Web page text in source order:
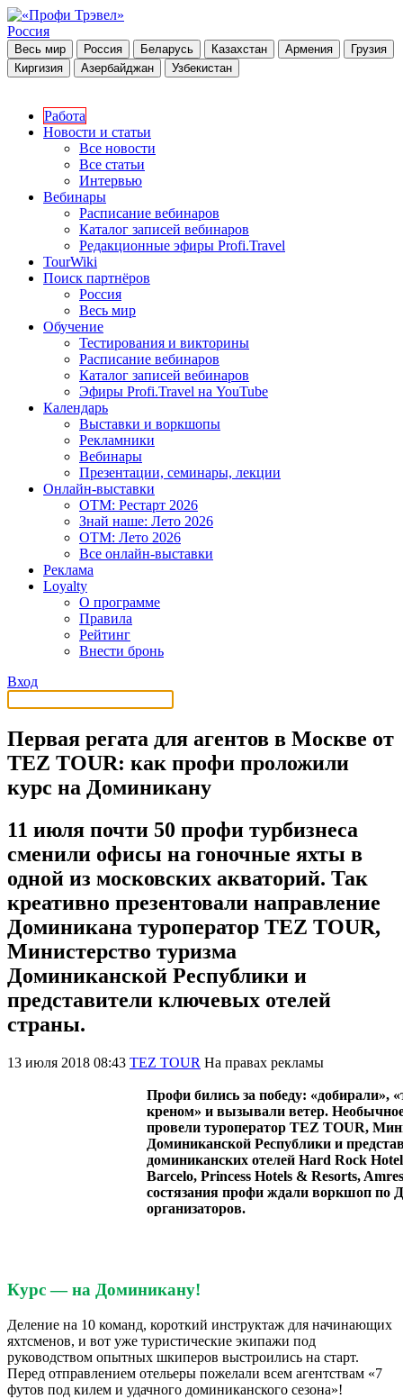
Россия
Весь мир Россия Беларусь Казахстан Армения
Грузия
Киргизия
Азербайджан Узбекистан
Работа
Новости и статьи
Все новости
Все статьи
Интервью
Вебинары
Расписание вебинаров
Каталог записей вебинаров
Редакционные эфиры Profi.Travel
TourWiki
Поиск партнёров
Россия
Весь мир
Обучение
Тестирования и викторины
Расписание вебинаров
Каталог записей вебинаров
Эфиры Profi.Travel на YouTube
Календарь
Выставки и воркшопы
Рекламники
Вебинары
Презентации, семинары, лекции
Онлайн-выставки
OTM: Рестарт 2026
Знай наше: Лето 2026
OTM: Лето 2026
Все онлайн-выставки
Реклама
Loyalty
О программе
Правила
Рейтинг
Внести бронь
Вход
Первая регата для агентов в Москве от
TEZ TOUR: как профи проложили
курс на Доминикану
11 июля почти 50 профи турбизнеса
сменили офисы на гоночные яхты в
одной из московских акваторий. Так
креативно презентовали направление
Доминикана туроператор TEZ TOUR,
Министерство туризма
Доминиканской Республики и
представители ключевых отелей
страны.
13 июля 2018 08:43 TEZ TOUR На правах рекламы
Профи бились за победу: «добирали»,
креном» и вызывали ветер.
провели туроператор TEZ TOUR,
Доминиканской Республики и
доминиканских отелей Hard Rock
Barcelo, Princess Hotels & Resorts,
состязания профи ждали воркшоп по
организаторов.
Курс — на Доминикану!
Деление на 10 команд, короткий инструктаж для начинающих
яхтсменов, и вот уже туристические экипажи под
руководством опытных шкиперов выстроились на старт.
Перед отправлением отельеры пожелали всем агентствам «7
футов под килем и удачного доминиканского сезона»!